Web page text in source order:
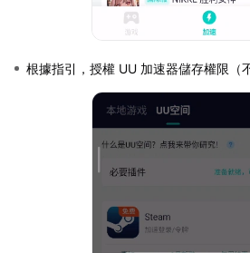
根據指引，授權 UU 加速器儲存權限（